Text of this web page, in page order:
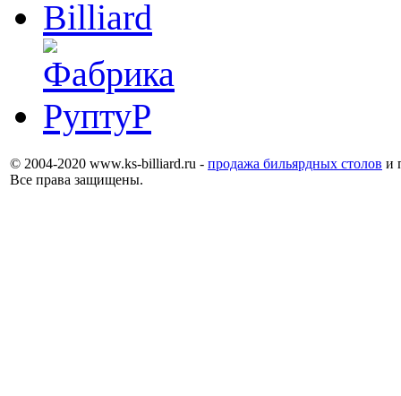
© 2004-2020 www.ks-billiard.ru - продажа бильярдных столов и
Все права защищены.